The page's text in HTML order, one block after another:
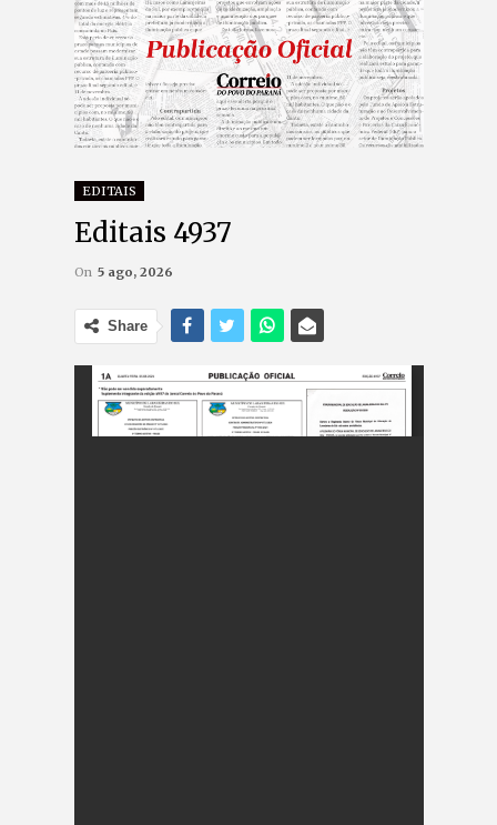
EDITAIS
Editais 4937
On 5 ago, 2026
Share